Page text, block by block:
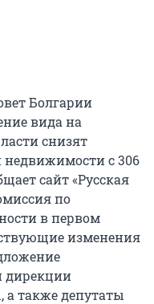
Болгарии
вида на
снизят
с 306
сайт «Русская
по
в первом
изменения
дирекции
также депутаты